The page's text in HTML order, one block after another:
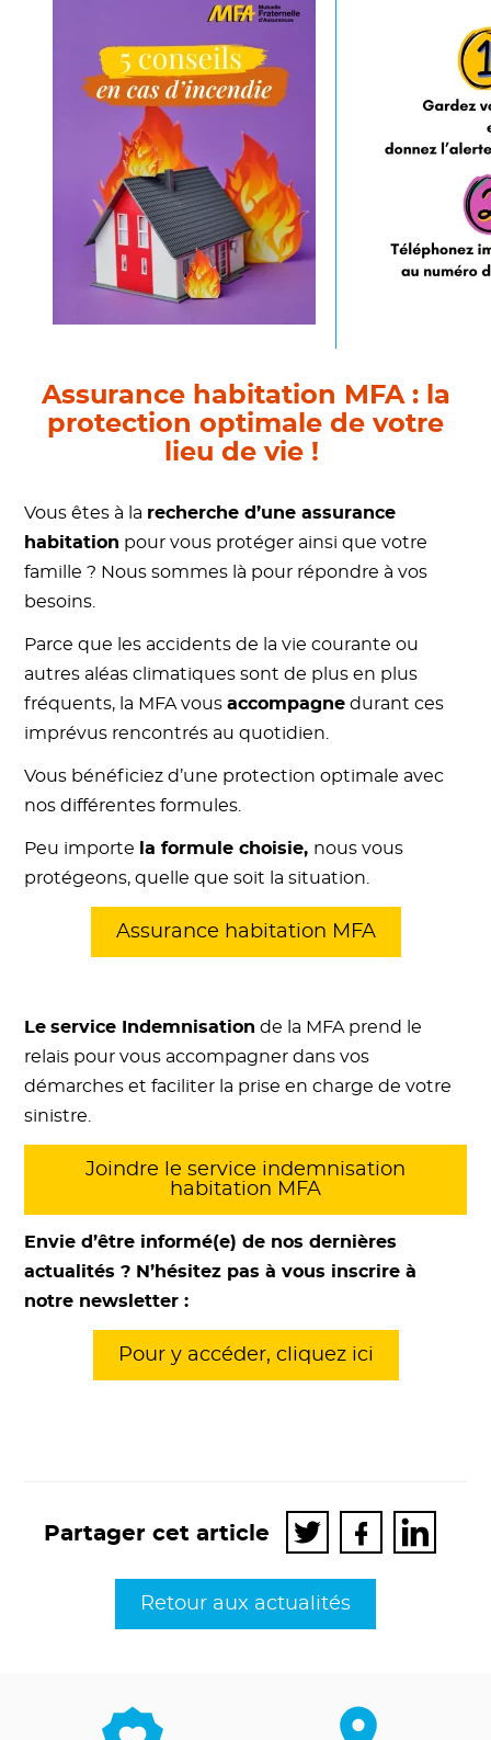
Assurance habitation MFA : la
protection optimale de votre
lieu de vie !
Vous êtes à la recherche d’une assurance
habitation pour vous protéger ainsi que votre
famille ? Nous sommes là pour répondre à vos
besoins.
Parce que les accidents de la vie courante ou
autres aléas climatiques sont de plus en plus
fréquents, la MFA vousaccompagne durant ces
imprévus rencontrés au quotidien.
Vous bénéficiez d’une protection optimale avec
nos différentes formules.
Peu importe la formule choisie, nous vous
protégeons, quelle que soit la situation.
Assurance habitation MFA
Le service Indemnisation de la MFA prend le
relais pour vous accompagner dans vos
démarches et faciliter la prise en charge de votre
sinistre.
Joindre le service indemnisation
habitation MFA
Envie d’être informé(e) de nos dernières
actualités ? N’hésitez pas à vous inscrire à
notre newsletter :
Pour y accéder, cliquez ici
Partager cet article
Ouverture
du
lien
dans
une
Partager
sur
Twitter
Ouverture
du
lien
dans
une
Partager
sur
Facebook
Ouverture
du
Partager
sur
Retour aux actualités